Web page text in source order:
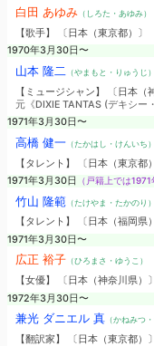
白田 あゆみ（しろた・あゆみ）
【歌手】 〔日本（東京都）〕
1970年3月30日〜
山本 隆二 （やまもと・りゅうじ）
【ミュージシャン】 〔日本
元《DIXIE TANTAS (デキシー
1971年3月30日〜
高橋 健一（たかはし・けんいち）
【タレント】 〔日本（東京都
1971年3月30日
（戸籍上では1971
竹山 隆範 （たけやま・たかのり）
【タレント】 〔日本（福岡県
1971年3月30日〜
広正 裕子（ひろまさ・ゆうこ）
【女優】 〔日本（神奈川県）〕
1972年3月30日〜
兼光 ダニエル 真（かねみつ
【翻訳家】 〔日本（東京都）〕